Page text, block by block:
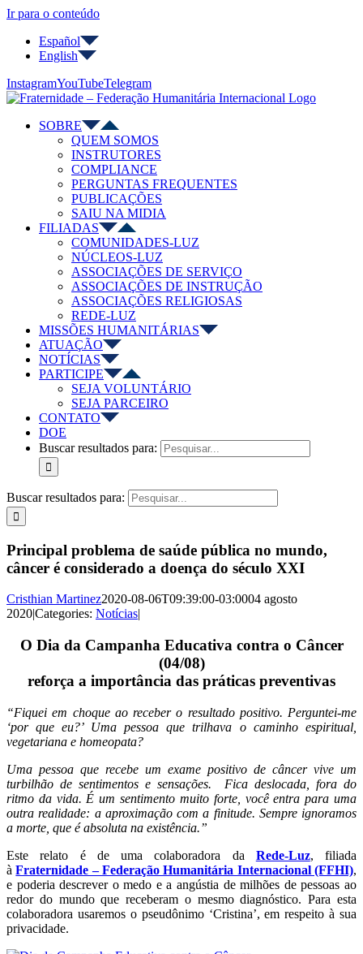
Ir para o conteúdo
Español
English
InstagramYouTubeTelegram
SOBRE
QUEM SOMOS
INSTRUTORES
COMPLIANCE
PERGUNTAS FREQUENTES
PUBLICAÇÕES
SAIU NA MIDIA
FILIADAS
COMUNIDADES-LUZ
NÚCLEOS-LUZ
ASSOCIAÇÕES DE SERVIÇO
ASSOCIAÇÕES DE INSTRUÇÃO
ASSOCIAÇÕES RELIGIOSAS
REDE-LUZ
MISSÕES HUMANITÁRIAS
ATUAÇÃO
NOTÍCIAS
PARTICIPE
SEJA VOLUNTÁRIO
SEJA PARCEIRO
CONTATO
DOE
Buscar resultados para:
Buscar resultados para:
Principal problema de saúde pública no mundo,
câncer é considerado a doença do século XXI
Cristhian Martinez2020-08-06T09:39:00-03:0004 agosto
2020|Categories: Notícias|
O Dia da Campanha Educativa contra o Câncer
(04/08)
reforça a importância das práticas preventivas
“Fiquei em choque ao receber o resultado positivo. Perguntei-me
‘por que eu?’ Uma pessoa que trilhava o caminho espiritual,
vegetariana e homeopata?
Uma pessoa que recebe um exame positivo de câncer vive um
turbilhão de sentimentos e sensações. Fica deslocada, fora do
ritmo da vida. É um sentimento muito forte, você entra para uma
outra realidade: a aproximação com a finitude. Sempre ignoramos
a morte, que é absoluta na existência.”
Este relato é de uma colaboradora da Rede-Luz, filiada
àFraternidade – Federação Humanitária Internacional (FFHI),
e poderia descrever o medo e a angústia de milhões de pessoas ao
redor do mundo que receberam o mesmo diagnóstico. Para esta
colaboradora usaremos o pseudônimo ‘Cristina’, em respeito à sua
privacidade.